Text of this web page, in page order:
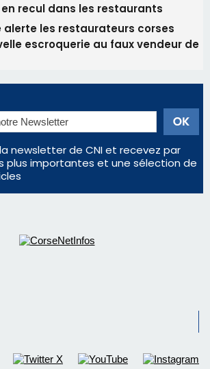
la nouvelle Miss Corse 2026
: la Corse aux premières loges
ne reviendra pas avant 2081
Porto Latino évacué en urgence
Mosimann
de saison marqué par une
recul dans les restaurants
alerte les restaurateurs corses
escroquerie au faux vendeur de